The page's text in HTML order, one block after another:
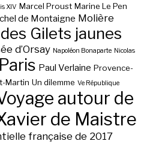
XIV Marcel Proust Marine Le Pen
de Montaigne Molière
Gilets jaunes
d’Orsay Napoléon Bonaparte Nicolas
Paris Paul Verlaine Provence-
Martin Un dilemme Ve République
autour de
de Maistre
française de 2017